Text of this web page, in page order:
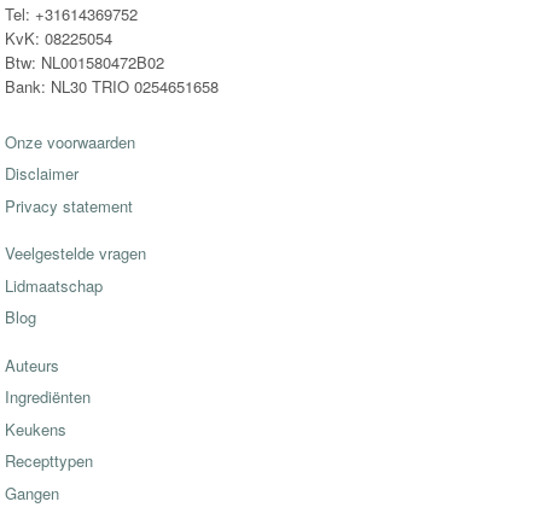
Tel: +31614369752
KvK: 08225054
Btw: NL001580472B02
Bank: NL30 TRIO 0254651658
Onze voorwaarden
Disclaimer
Privacy statement
Veelgestelde vragen
Lidmaatschap
Blog
Auteurs
Ingrediënten
Keukens
Recepttypen
Gangen